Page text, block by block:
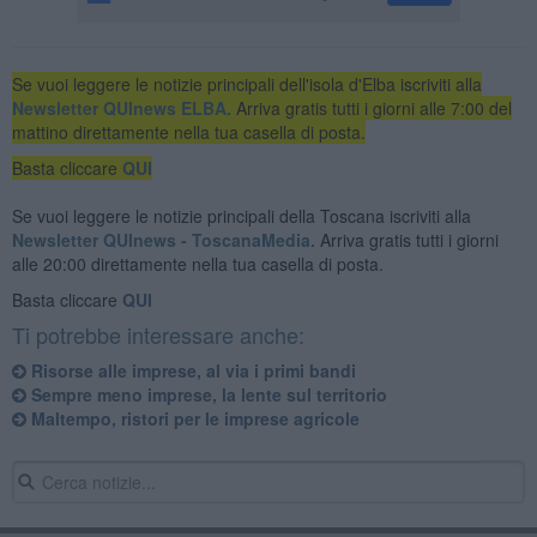
Se vuoi leggere le notizie principali dell'isola d'Elba iscriviti alla
Newsletter QUInews ELBA. Arriva gratis tutti i giorni alle 7:00 del
mattino direttamente nella tua casella di posta.
Basta cliccare QUI
Se vuoi leggere le notizie principali della Toscana iscriviti alla
Newsletter QUInews - ToscanaMedia. Arriva gratis tutti i giorni
alle 20:00 direttamente nella tua casella di posta.
Basta cliccare QUI
Ti potrebbe interessare anche:
Risorse alle imprese, al via i primi bandi
Sempre meno imprese, la lente sul territorio
Maltempo, ristori per le imprese agricole